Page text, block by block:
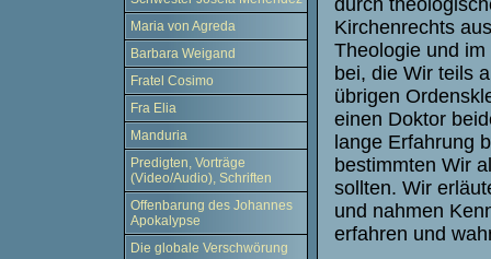
Maria von Agreda
Barbara Weigand
Fratel Cosimo
Fra Elia
Manduria
Predigten, Vorträge
(Video/Audio), Schriften
Offenbarung des Johannes
Apokalypse
Die globale Verschwörung
durch
Kirchenrechts
Theologie und
bei, die Wir teils
übrigen
einen Doktor
lange Erfahrung
bestimmten Wir
sollten. Wir
und nahmen
erfahren und